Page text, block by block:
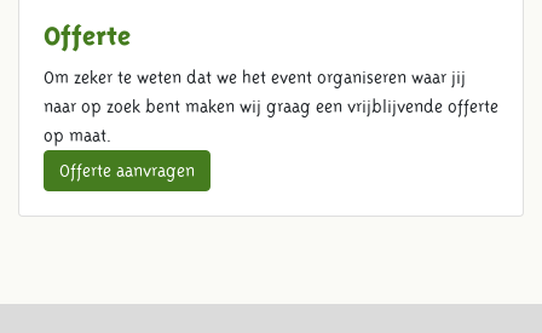
Offerte
Om zeker te weten dat we het event organiseren waar jij
naar op zoek bent maken wij graag een vrijblijvende offerte
op maat.
Offerte aanvragen